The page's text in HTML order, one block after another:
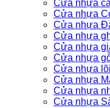
Cửa nhựa
Cửa nhựa
Cửa nhựa
Cửa nhựa
Cửa nhựa
Cửa nhựa
Cửa nhựa
Cửa nhựa
Cửa nhựa
Cửa nhựa